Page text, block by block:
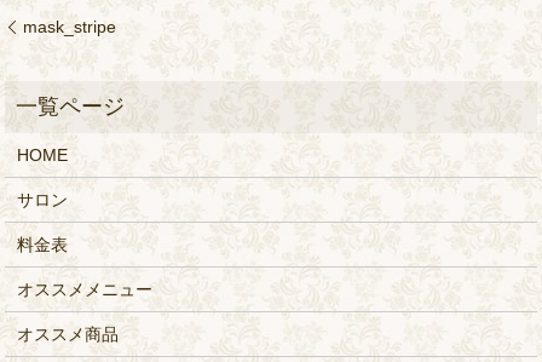
mask_stripe
HOME
サロン
料金表
オススメメニュー
オススメ商品